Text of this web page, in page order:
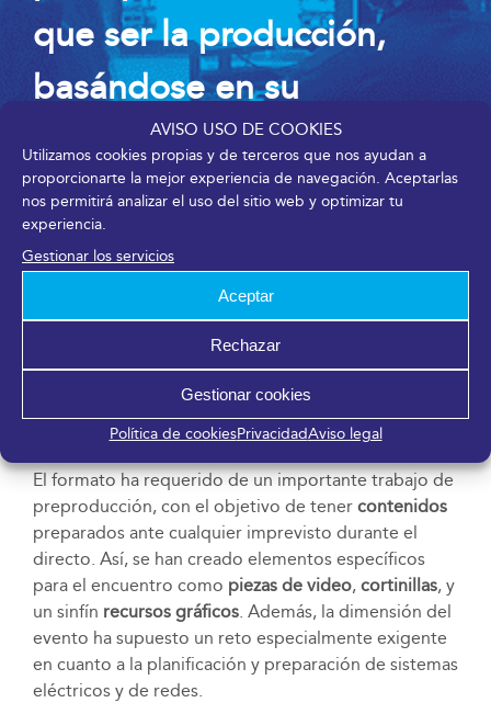
AVISO USO DE COOKIES
Utilizamos cookies propias y de terceros que nos ayudan a
proporcionarte la mejor experiencia de navegación. Aceptarlas
nos permitirá analizar el uso del sitio web y optimizar tu
experiencia.
Gestionar los servicios
Aceptar
Rechazar
Gestionar cookies
Política de cookiesPrivacidadAviso legal
que ser la producción,
basándose en su
experiencia de muchos
años organizando eventos
físicos»
Trabajo de preproducción
El formato ha requerido de un importante trabajo de
preproducción, con el objetivo de tener contenidos
preparados ante cualquier imprevisto durante el
directo. Así, se han creado elementos específicos
para el encuentro como piezas de video, cortinillas, y
un sinfín recursos gráficos. Además, la dimensión del
evento ha supuesto un reto especialmente exigente
en cuanto a la planificación y preparación de sistemas
eléctricos y de redes.